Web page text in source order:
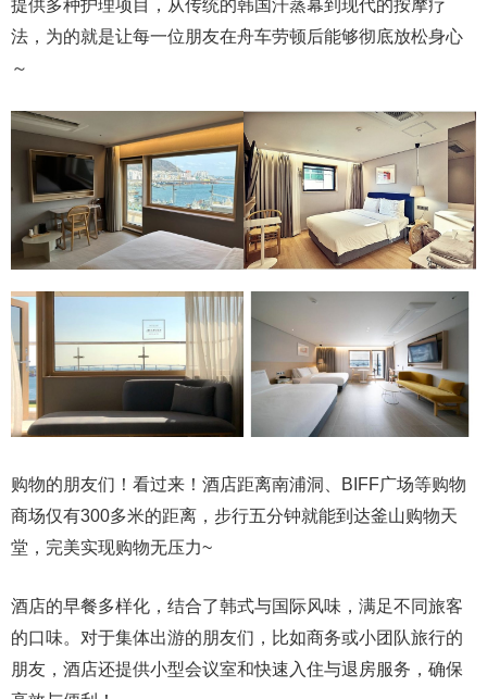
提供多种护理项目，从传统的韩国汗蒸幕到现代的按摩疗
法，为的就是让每一位朋友在舟车劳顿后能够彻底放松身心
～
购物的朋友们！看过来！酒店距离南浦洞、BIFF广场等购物
商场仅有300多米的距离，步行五分钟就能到达釜山购物天
堂，完美实现购物无压力~
酒店的早餐多样化，结合了韩式与国际风味，满足不同旅客
的口味。对于集体出游的朋友们，比如商务或小团队旅行的
朋友，酒店还提供小型会议室和快速入住与退房服务，确保